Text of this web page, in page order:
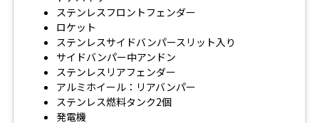
ステンレスフロントフェンダー
ロケット
ステンレスサイドバンパースリット入り
サイドバンパー中アンドン
ステンレスリアフェンダー
アルミホイール：リアバンパー
ステンレス燃料タンク2個
発電機